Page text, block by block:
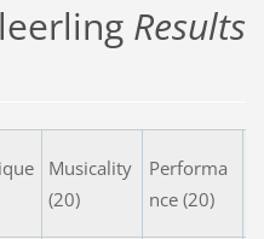
Results
Musicality
(20)
Performa
nce (20)